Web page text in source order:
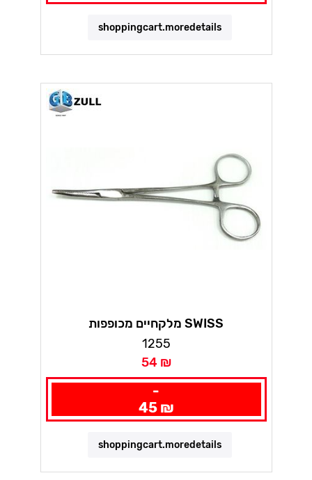
shoppingcart.moredetails
מלקחיים מכופפות SWISS
1255
54 ₪
-
45 ₪
shoppingcart.moredetails